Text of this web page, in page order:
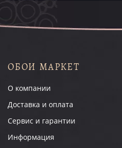
ОБОИ МАРКЕТ
О компании
Доставка и оплата
Сервис и гарантии
Информация